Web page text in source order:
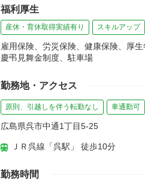
福利厚生
産休・育休取得実績有り スキルアップ
雇用保険、労災保険、健康保険、厚
慶弔見舞金制度、駐車場
勤務地・アクセス
原則、引越しを伴う転勤なし 車通勤可
広島県呉市中通1丁目5-25
ＪＲ呉線「呉駅」 徒歩10分
勤務時間